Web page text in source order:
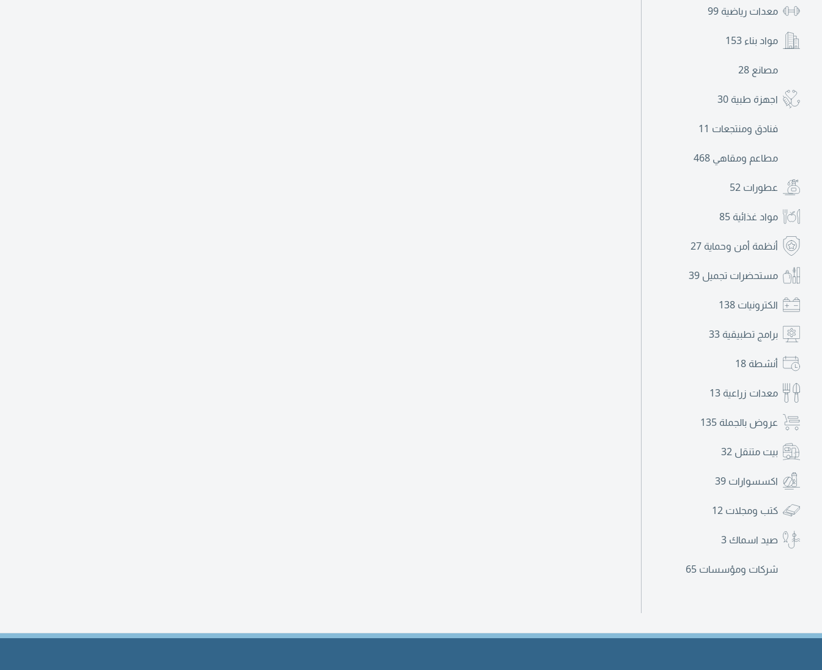
معدات رياضية 99
مواد بناء 153
مصانع 28
اجهزة طبية 30
فنادق ومنتجعات 11
مطاعم ومقاهي 468
عطورات 52
مواد غذائية 85
أنظمة أمن وحماية 27
مستحضرات تجميل 39
الكترونيات 138
برامج تطبيقية 33
أنشطة 18
معدات زراعية 13
عروض بالجملة 135
بيت متنقل 32
اكسسوارات 39
كتب ومجلات 12
صيد اسماك 3
شركات ومؤسسات 65